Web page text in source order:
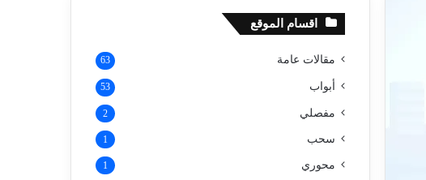
اقسام الموقع
مقالات عامة 63
أبواب 53
مفصلي 2
سحب 1
محوري 1